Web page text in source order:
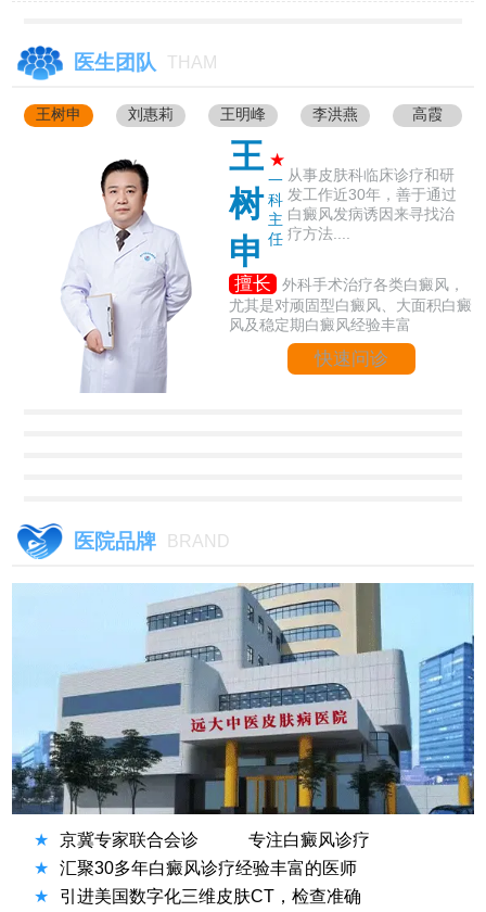
医生团队 THAM
王树申 刘惠莉 王明峰 李洪燕 高霞
王
树
申
★
一
科
主
任
从事皮肤科临床诊疗和研
发工作近30年，善于通过
白癜风发病诱因来寻找治
疗方法....
擅长
外科手术治疗各类白癜风，
尤其是对顽固型白癜风、大面积白癜
风及稳定期白癜风经验丰富
快速问诊
医院品牌 BRAND
★ 京冀专家联合会诊
专注白癜风诊疗
★
汇聚30多年白癜风诊疗经验丰富的医师
★
引进美国数字化三维皮肤CT，检查准确